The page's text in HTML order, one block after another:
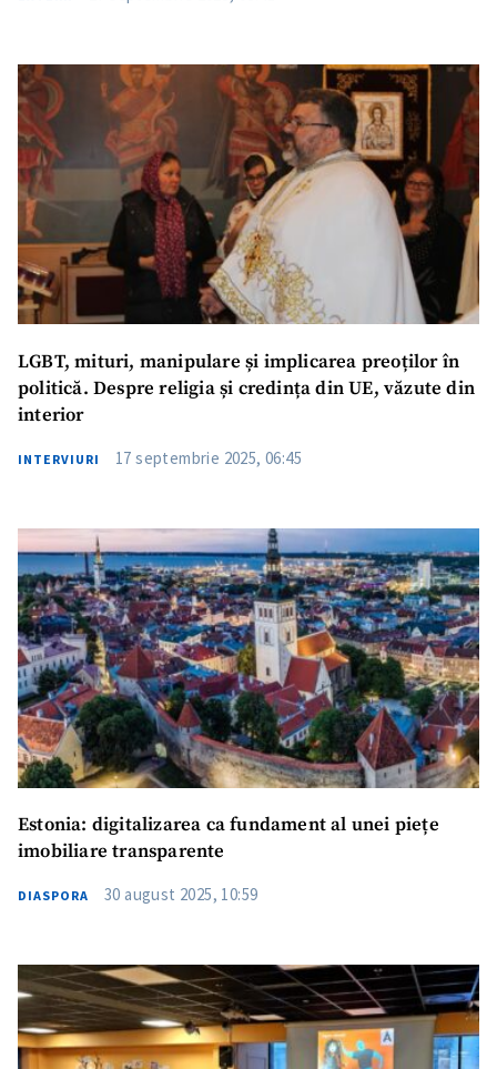
SUSȚINE
LGBT, mituri, manipulare și implicarea preoților în
politică. Despre religia și credința din UE, văzute din
interior
INTERVIURI 17 septembrie 2025, 06:45
Estonia: digitalizarea ca fundament al unei piețe
imobiliare transparente
DIASPORA 30 august 2025, 10:59